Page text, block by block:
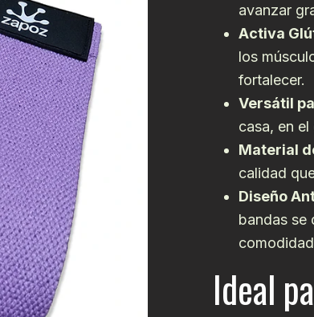
avanzar
Activa
los
fortalecer.
Versátil
casa, en
Material
calidad
Diseño
bandas se
Ideal